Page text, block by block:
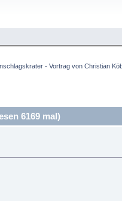
- Vortrag von Christian
6169 mal)